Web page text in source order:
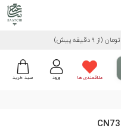
تومان (از 9 دقیقه پیش)
سبد خرید ورود علاقمندی ها